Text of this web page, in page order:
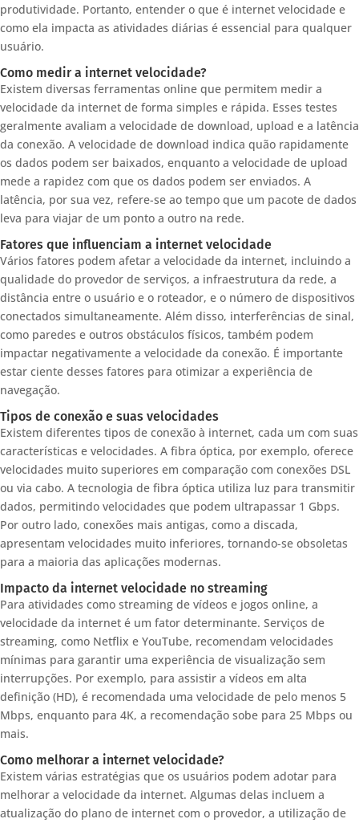
produtividade. Portanto, entender o que é internet velocidade e
como ela impacta as atividades diárias é essencial para qualquer
usuário.
Como medir a internet velocidade?
Existem diversas ferramentas online que permitem medir a
velocidade da internet de forma simples e rápida. Esses testes
geralmente avaliam a velocidade de download, upload e a latência
da conexão. A velocidade de download indica quão rapidamente
os dados podem ser baixados, enquanto a velocidade de upload
mede a rapidez com que os dados podem ser enviados. A
latência, por sua vez, refere-se ao tempo que um pacote de dados
leva para viajar de um ponto a outro na rede.
Fatores que influenciam a internet velocidade
Vários fatores podem afetar a velocidade da internet, incluindo a
qualidade do provedor de serviços, a infraestrutura da rede, a
distância entre o usuário e o roteador, e o número de dispositivos
conectados simultaneamente. Além disso, interferências de sinal,
como paredes e outros obstáculos físicos, também podem
impactar negativamente a velocidade da conexão. É importante
estar ciente desses fatores para otimizar a experiência de
navegação.
Tipos de conexão e suas velocidades
Existem diferentes tipos de conexão à internet, cada um com suas
características e velocidades. A fibra óptica, por exemplo, oferece
velocidades muito superiores em comparação com conexões DSL
ou via cabo. A tecnologia de fibra óptica utiliza luz para transmitir
dados, permitindo velocidades que podem ultrapassar 1 Gbps.
Por outro lado, conexões mais antigas, como a discada,
apresentam velocidades muito inferiores, tornando-se obsoletas
para a maioria das aplicações modernas.
Impacto da internet velocidade no streaming
Para atividades como streaming de vídeos e jogos online, a
velocidade da internet é um fator determinante. Serviços de
streaming, como Netflix e YouTube, recomendam velocidades
mínimas para garantir uma experiência de visualização sem
interrupções. Por exemplo, para assistir a vídeos em alta
definição (HD), é recomendada uma velocidade de pelo menos 5
Mbps, enquanto para 4K, a recomendação sobe para 25 Mbps ou
mais.
Como melhorar a internet velocidade?
Existem várias estratégias que os usuários podem adotar para
melhorar a velocidade da internet. Algumas delas incluem a
atualização do plano de internet com o provedor, a utilização de